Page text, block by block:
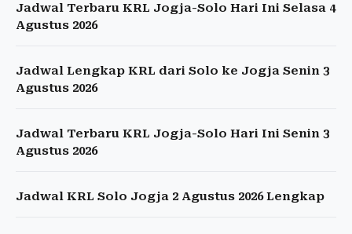
Jadwal Terbaru KRL Jogja-Solo Hari Ini Selasa 4
Agustus 2026
Jadwal Lengkap KRL dari Solo ke Jogja Senin 3
Agustus 2026
Jadwal Terbaru KRL Jogja-Solo Hari Ini Senin 3
Agustus 2026
Jadwal KRL Solo Jogja 2 Agustus 2026 Lengkap